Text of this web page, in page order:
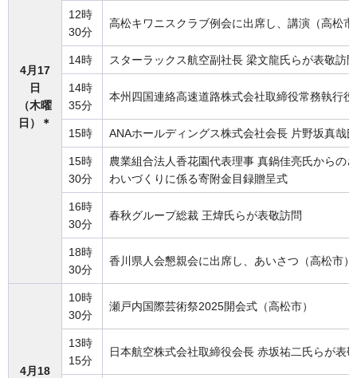
4月17
日
（木曜
日）＊
12時
30分
高松キワニスクラブ例会に出席し、講演（高松市
14時 スターラックス航空副社長 梁文龍氏らが表敬訪問
14時
35分
本州四国連絡高速道路株式会社取締役常務執行
15時 ANAホールディングス株式会社会長 片野坂真哉
15時
30分
農業組合法人香花園代表理事 真鍋佳亮氏からの
わいづくりに係る寄附金目録贈呈式
16時
30分
春秋グループ総裁 王煒氏らが表敬訪問
18時
30分
香川県人会懇親会に出席し、あいさつ（高松市）
4月18
10時
30分
瀬戸内国際芸術祭2025開会式（高松市）
13時
15分
日本航空株式会社取締役会長 赤坂祐二氏らが表